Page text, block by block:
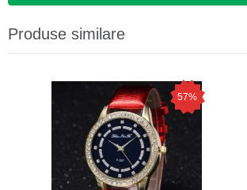
Produse similare
57%